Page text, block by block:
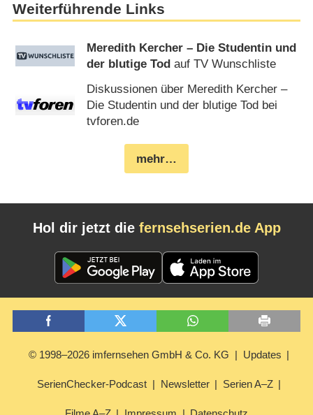
Weiterführende Links
Meredith Kercher – Die Studentin und
der blutige Tod auf TV Wunschliste
Diskussionen über Meredith Kercher –
Die Studentin und der blutige Tod bei
tvforen.de
mehr…
Hol dir jetzt die fernsehserien.de App
© 1998–2026 imfernsehen GmbH & Co. KG Updates
SerienChecker-Podcast Newsletter Serien A–Z